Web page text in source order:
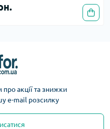
акції та знижки
e-mail розсилку